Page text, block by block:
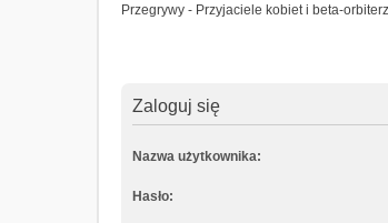
Przegrywy - Przyjaciele kobiet i beta-
Zaloguj się
Nazwa użytkownika:
Hasło: